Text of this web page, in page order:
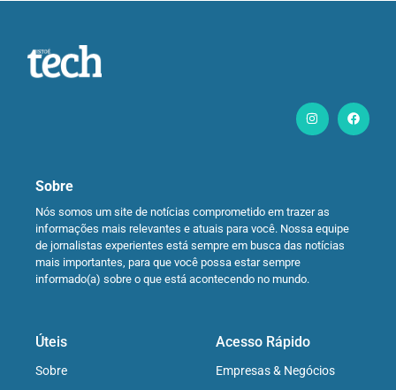
Sobre
Nós somos um site de notícias comprometido em trazer as
informações mais relevantes e atuais para você. Nossa equipe
de jornalistas experientes está sempre em busca das notícias
mais importantes, para que você possa estar sempre
informado(a) sobre o que está acontecendo no mundo.
Úteis
Sobre
Acesso Rápido
Empresas & Negócios